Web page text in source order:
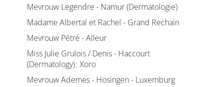
Mevrouw Legendre - Namur (Dermatologie)
Madame Albertal et Rachel - Grand Rechain
Mevrouw Pétré - Alleur
Miss Julie Grulois / Denis - Haccourt
(Dermatology) : Xoro
Mevrouw Ademes - Hosingen - Luxemburg